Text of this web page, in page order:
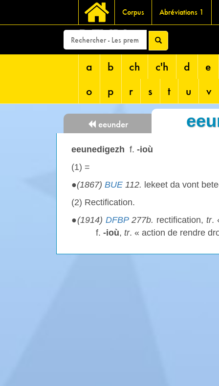
Corpus Abréviations 1
DEVRI
a b ch c'h d
e
o
p r s t u v
eeunder
eeunedigezh f. -ioù
(1) =
●(1867) BUE 112. lekeet da vont
(2) Rectification.
●(1914) DFBP277b. rectification, tr.
f. -ioù, tr. « action de rendre